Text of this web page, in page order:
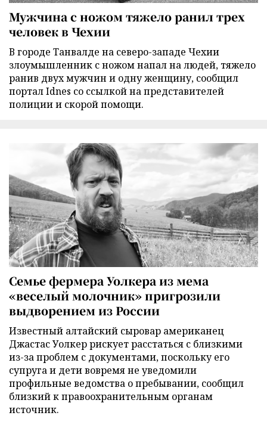
Мужчина с ножом тяжело ранил трех
человек в Чехии
В городе Танвалде на северо-западе Чехии
злоумышленник с ножом напал на людей, тяжело
ранив двух мужчин и одну женщину, сообщил
портал Idnes со ссылкой на представителей
полиции и скорой помощи.
Семье фермера Уолкера из мема
«веселый молочник» пригрозили
выдворением из России
Известный алтайский сыровар американец
Джастас Уолкер рискует расстаться с близкими
из-за проблем с документами, поскольку его
супруга и дети вовремя не уведомили
профильные ведомства о пребывании, сообщил
близкий к правоохранительным органам
источник.